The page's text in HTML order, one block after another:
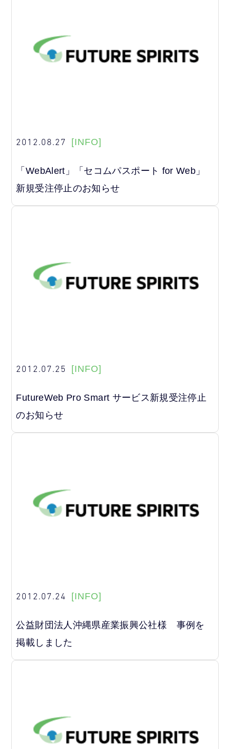
2012.08.27 [INFO]
「WebAlert」「セコムパスポート for Web」
新規受注停止のお知らせ
2012.07.25 [INFO]
FutureWeb Pro Smart サービス新規受注停止
のお知らせ
2012.07.24 [INFO]
公益財団法人沖縄県産業振興公社様 事例を
掲載しました